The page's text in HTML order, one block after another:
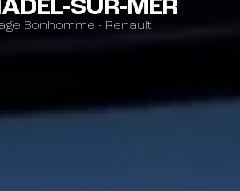
SUR-MER
Bonhomme - Renault